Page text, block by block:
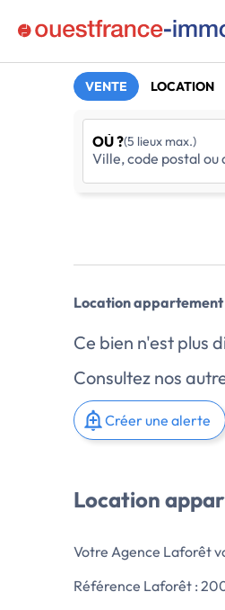
VENTE LOCATION
OÙ ?(5 lieux max.)
Location appartement
Ce bien n'est plus
Consultez nos
Créer une alerte
Location
Votre Agence Laforêt
Référence Laforêt :